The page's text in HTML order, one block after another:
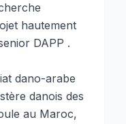
hautement
DAPP .
dano-arabe
danois des
au Maroc,